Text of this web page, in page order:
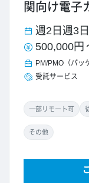
関向け電子
週2日 週3日
500,000円
PM/PMO（パッ
受託サービス
一部リモート可
その他